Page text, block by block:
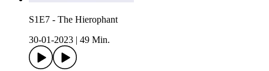
S1E7 - The Hierophant
30-01-2023
49 Min.